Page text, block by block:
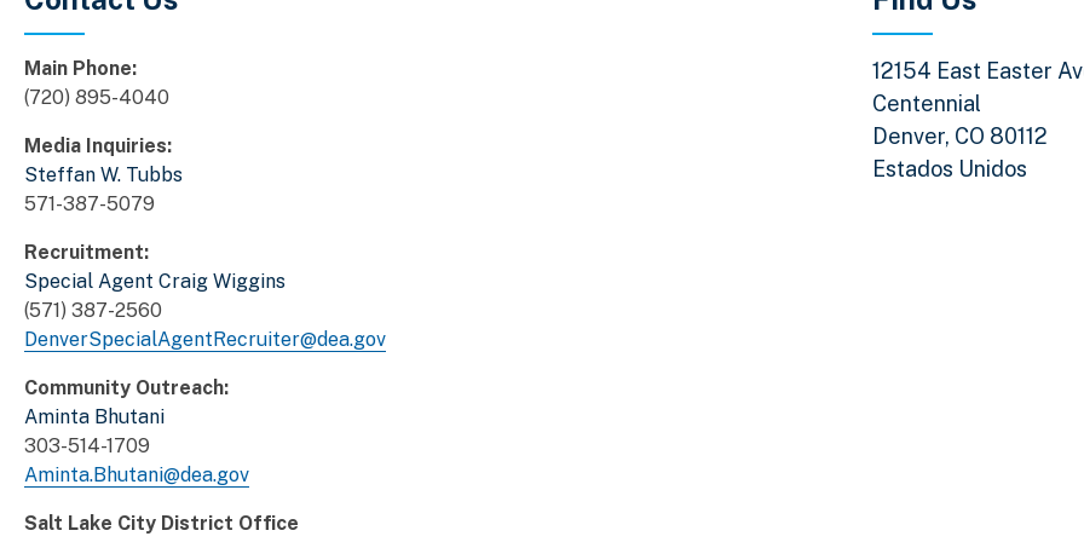
Main Phone:
(720) 895-4040
Media Inquiries:
Steffan W. Tubbs
571-387-5079
Recruitment:
Special Agent Craig Wiggins
(571) 387-2560
DenverSpecialAgentRecruiter@dea.gov
Community Outreach:
Aminta Bhutani
303-514-1709
Aminta.Bhutani@dea.gov
Salt Lake City District Office
12154 East Easter
Centennial
Denver, CO 80112
Estados Unidos